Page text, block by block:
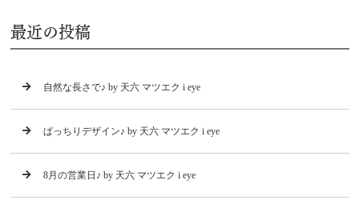
最近の投稿
自然な長さで♪ by 天六 マツエク i eye
ぱっちりデザイン♪ by 天六 マツエク i eye
8月の営業日♪ by 天六 マツエク i eye